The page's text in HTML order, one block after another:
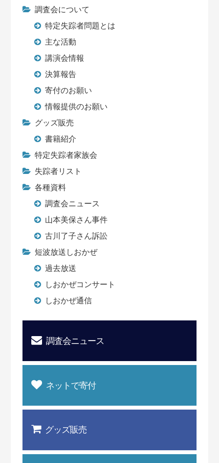
調査会について
特定失踪者問題とは
主な活動
講演会情報
決算報告
寄付のお願い
情報提供のお願い
グッズ販売
書籍紹介
特定失踪者家族会
失踪者リスト
各種資料
調査会ニュース
山本美保さん事件
古川了子さん訴訟
短波放送しおかぜ
過去放送
しおかぜコンサート
しおかぜ通信
調査会ニュース
ネットで寄付
グッズ販売